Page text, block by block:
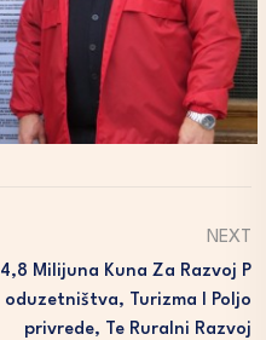
NEXT
4,8 Milijuna Kuna Za Razvoj P
Oduzetništva, Turizma I Poljo
Privrede, Te Ruralni Razvoj